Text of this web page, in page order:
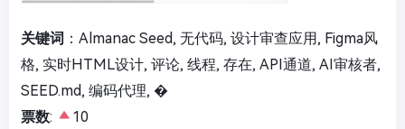
关键词 ：Almanac Seed, 无代码, 设计审查应用, Figma风
格, 实时HTML设计, 评论, 线程, 存在, API通道, AI审核者,
SEED.md, 编码代理, �
票数:
10